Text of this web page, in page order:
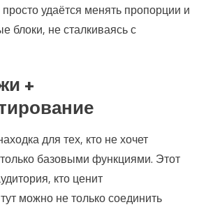
удаётся менять пропорции и
блоки, не сталкиваясь с
+
для тех, кто не хочет
базовыми функциями. Этот
кто ценит
можно не только соединить